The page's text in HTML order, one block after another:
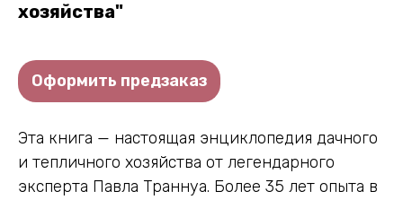
хозяйства"
Оформить предзаказ
Эта книга — настоящая энциклопедия дачного
и тепличного хозяйства от легендарного
эксперта Павла Траннуа. Более 35 лет опыта в